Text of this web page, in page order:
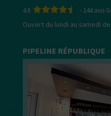
4.8 - 144avis
Ouvert du lundi au samedi de
PIPELINE RÉPUBLIQUE